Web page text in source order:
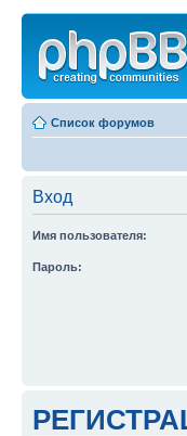
Список форумов
Вход
Имя пользователя:
Пароль: